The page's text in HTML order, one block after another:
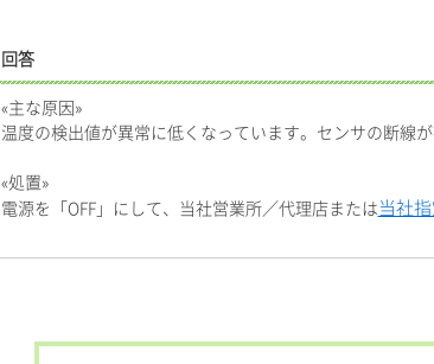
回答
«主な原因»
温度の検出値が異常に低くなっています。センサの断線が
«処置»
電源を「OFF」にして、当社営業所／代理店または 当社